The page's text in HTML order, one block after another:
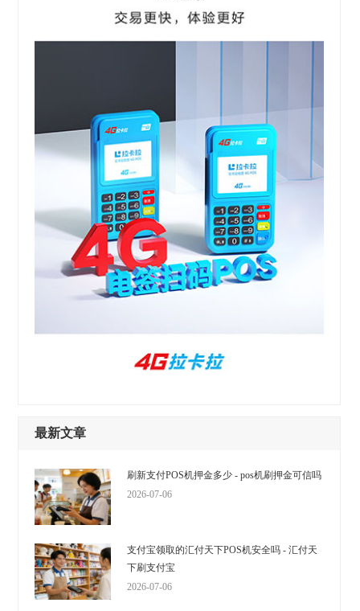
最新文章
刷新支付POS机押金多少 - pos机刷押金可信吗
2026-07-06
支付宝领取的汇付天下POS机安全吗 - 汇付天
下刷支付宝
2026-07-06